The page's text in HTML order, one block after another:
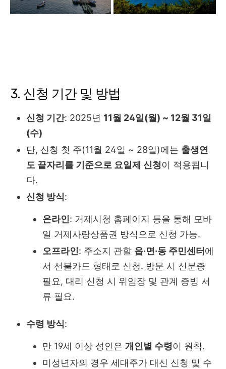
3. 신청 기간 및 방법
신청 기간: 2025년 11월 24일(월) ~ 12월 31일
(수)
단, 신청 첫 주(11월 24일 ~ 28일)에는 출생연
도 끝자리를 기준으로 요일제 신청이 적용됩니
다.
신청 방식:
온라인: 거제시청 홈페이지 등을 통해 모바
일 거제사랑상품권 방식으로 신청 가능.
오프라인: 주소지 관할 읍·면·동 주민센터 에
서 선불카드 형태로 신청. 방문 시 신분증
필요, 대리 신청 시 위임장 및 관계 증빙 서
류 필요.
수령 방식:
만 19세 이상 성인은 개인별 수령이 원칙.
미성년자의 경우 세대주가 대신 신청 및 수